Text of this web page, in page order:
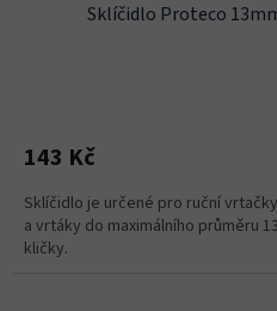
Sklíčidlo Proteco
143 Kč
Sklíčidlo je určené pro ruční
a vrtáky do maximálního průměru
kličky.